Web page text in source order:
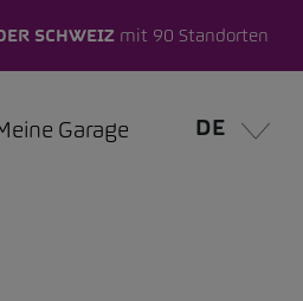
SCHWEIZmit 90 Standorten
Garage DE